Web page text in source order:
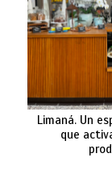
Limaná. Un
que